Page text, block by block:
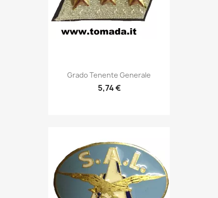
Anteprima
Grado Tenente Generale
5,74 €